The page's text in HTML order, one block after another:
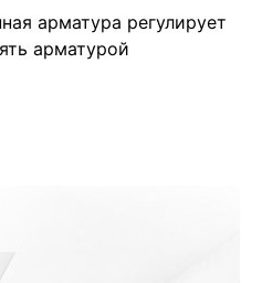
арматура регулирует
арматурой